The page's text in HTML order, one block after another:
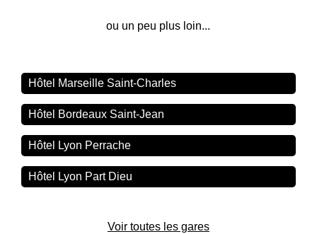
ou un peu plus loin...
Hôtel Marseille Saint-Charles
Hôtel Bordeaux Saint-Jean
Hôtel Lyon Perrache
Hôtel Lyon Part Dieu
Voir toutes les gares